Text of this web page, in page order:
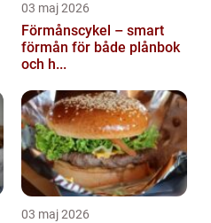
03 maj 2026
Förmånscykel – smart
förmån för både plånbok
och h...
03 maj 2026